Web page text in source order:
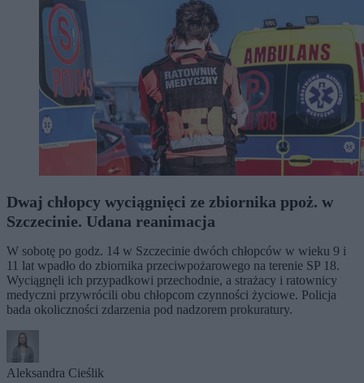
Dwaj chłopcy wyciągnięci ze zbiornika ppoż. w
Szczecinie. Udana reanimacja
W sobotę po godz. 14 w Szczecinie dwóch chłopców w wieku 9 i
11 lat wpadło do zbiornika przeciwpożarowego na terenie SP 18.
Wyciągnęli ich przypadkowi przechodnie, a strażacy i ratownicy
medyczni przywrócili obu chłopcom czynności życiowe. Policja
bada okoliczności zdarzenia pod nadzorem prokuratury.
Aleksandra Cieślik